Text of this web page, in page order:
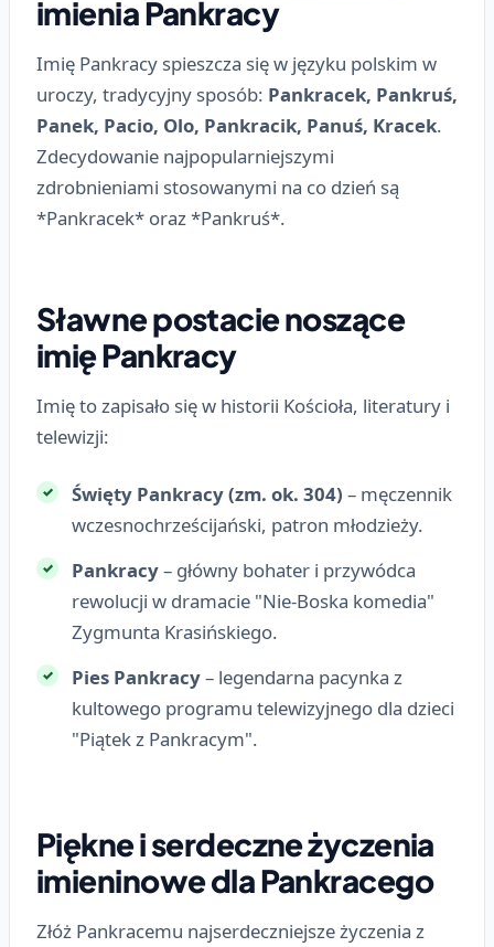
imienia Pankracy
Imię Pankracy spieszcza się w języku polskim w
uroczy, tradycyjny sposób: Pankracek, Pankruś,
Panek, Pacio, Olo, Pankracik, Panuś, Kracek.
Zdecydowanie najpopularniejszymi
zdrobnieniami stosowanymi na co dzień są
*Pankracek* oraz *Pankruś*.
Sławne postacie noszące
imię Pankracy
Imię to zapisało się w historii Kościoła, literatury i
telewizji:
Święty Pankracy (zm. ok. 304) – męczennik
wczesnochrześcijański, patron młodzieży.
Pankracy– główny bohater i przywódca
rewolucji w dramacie "Nie-Boska komedia"
Zygmunta Krasińskiego.
Pies Pankracy– legendarna pacynka z
kultowego programu telewizyjnego dla dzieci
"Piątek z Pankracym".
Piękne i serdeczne życzenia
imieninowe dla Pankracego
Złóż Pankracemu najserdeczniejsze życzenia z